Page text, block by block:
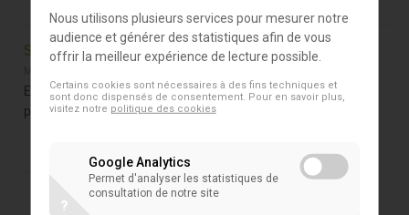
Sigma VCM
Ecouvillons de culture liquide compatibles pour le
prélèvement de 2019-nCoV
Nous utilisons plusieurs services pour mesurer notre
audience et générer des statistiques afin de vous
offrir la meilleur expérience de lecture possible.
Certains cookies sont nécessaires à des fins techniques et
sont donc dispensés de consentement. Pour en savoir plus,
visitez notre politique des cookies
Google Analytics
Permet d'analyser les statistiques de
consultation de notre site
?